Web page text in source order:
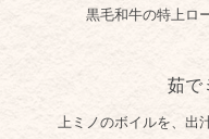
黒毛和牛の特上ロ
茹で
上ミノのボイルを、出